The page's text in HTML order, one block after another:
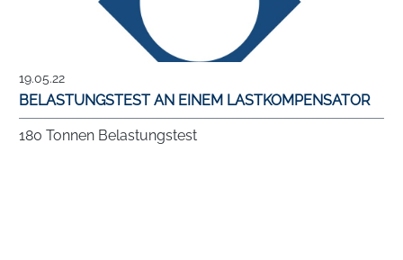
19.05.22
BELASTUNGSTEST AN EINEM LASTKOMPENSATOR
180 Tonnen Belastungstest